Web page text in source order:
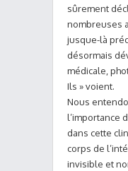
sûrement
nombreuses
jusque-là
désormais
médicale,
Ils » voient.
Nous
l’importance
dans cette
corps de
invisible et